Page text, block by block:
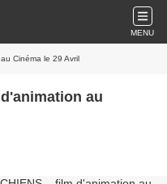
MENU
Cinéma le 29 Avril
au